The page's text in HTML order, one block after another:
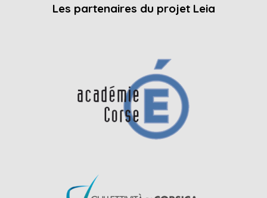
Les partenaires du projet Leia